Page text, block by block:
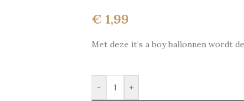
€1,99
Met deze it’s a boy ballonnen wordt
- +